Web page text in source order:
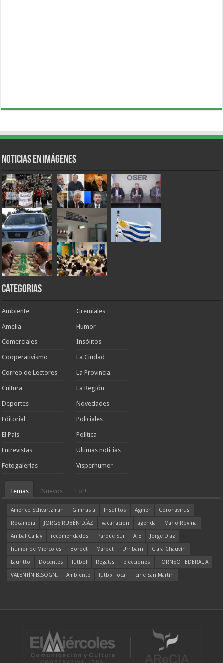
Noticias en Imágenes
Categorias
Ambiente
Amelia
Comerciales
Cooperativismo
Correo de Lectores
Cultura
Deportes
Editorial
El País
Entrevistas
Fotogalerías
Gremiales
Humor
Insólitos
La Ciudad
La Provincia
La Región
Novedades
Policiales
Política
Ultimas noticias
Visperhumor
Temas Nuevos Lo +
Americo Schvartzman Gimnasia Insólitos Agmer
Coronavirus
Rocamora
JORGE RUBÉN DÍAZ vacunación agenda
Mario Rovina
Aníbal Gallay
recomendados Parque Sur ATE
Jorge Díaz
humor de Miércoles
Bordet Marbot Urribarri
Clara Chauvín
Lauritto
Docentes fútbol Regatas elecciones
TORNEO FEDERAL A
VALENTÍN BISOGNI
Ambiente fútbol local cine San Martín